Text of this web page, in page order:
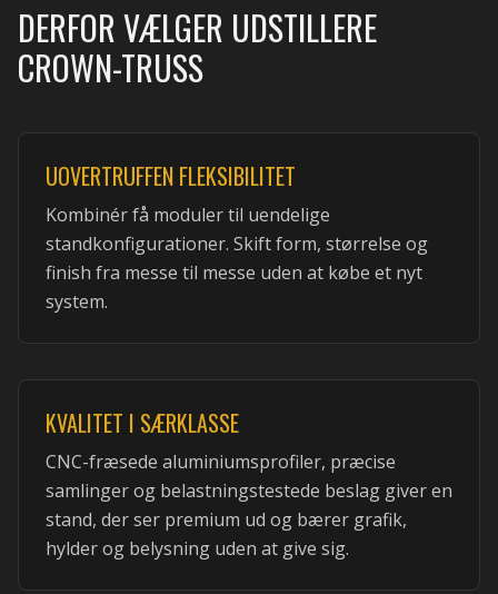
DERFOR VÆLGER UDSTILLERE
CROWN-TRUSS
UOVERTRUFFEN FLEKSIBILITET
Kombinér få moduler til uendelige
standkonfigurationer. Skift form, størrelse og
finish fra messe til messe uden at købe et nyt
system.
KVALITET I SÆRKLASSE
CNC-fræsede aluminiumsprofiler, præcise
samlinger og belastningstestede beslag giver en
stand, der ser premium ud og bærer grafik,
hylder og belysning uden at give sig.